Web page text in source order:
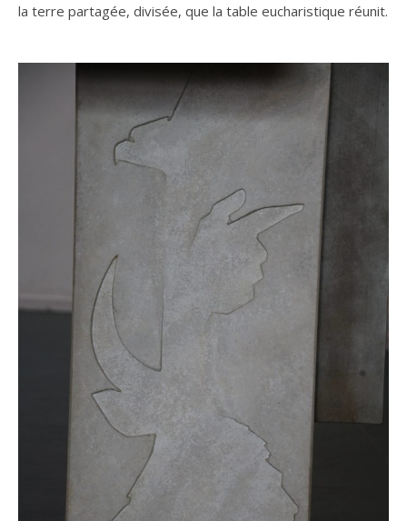
la terre partagée, divisée, que la table eucharistique réunit.